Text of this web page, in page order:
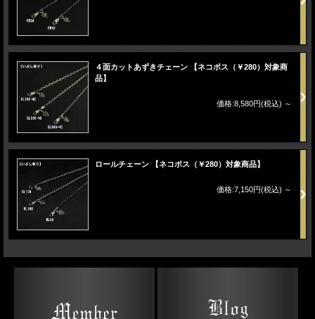
４面カットあずきチェーン 【ネコポス（￥280）対象商
品】
価格:8,580円(税込) ～
ロールチェーン 【ネコポス（￥280）対象商品】
価格:7,150円(税込) ～